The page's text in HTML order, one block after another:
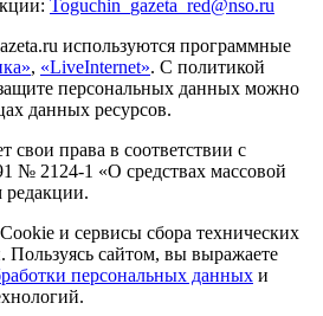
Toguchin gazeta red@nso.ru
используются программные
, «LiveInternet». С политикой
персональных данных можно
данных ресурсов.
свои права в соответствии с
№ 2124-1 «О средствах массовой
и сервисы сбора технических
Пользуясь сайтом, вы выражаете
персональных данных и